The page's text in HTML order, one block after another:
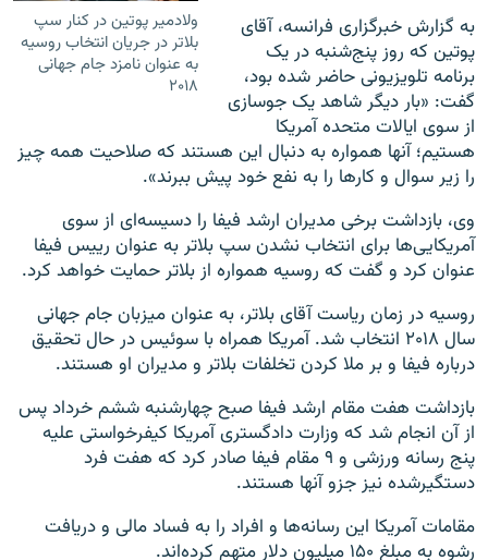
ولادمیر پوتین در کنار سپ
بلاتر در جریان انتخاب روسیه
به عنوان نامزد جام جهانی
۲۰۱۸
به گزارش خبرگزاری فرانسه،‌ آقای
پوتین که روز پنج‌شنبه در یک
برنامه تلویزیونی حاضر شده بود،
گفت:‌ «‌بار دیگر شاهد یک جوسازی
از سوی ایالات متحده آمریکا
هستیم؛ آنها همواره به دنبال این هستند که صلاحیت همه چیز
را زیر سوال و کارها را به نفع خود پیش ببرند».
وی، بازداشت برخی مدیران ارشد فیفا را دسیسه‌ای از سوی
آمریکایی‌ها برای انتخاب نشدن سپ بلاتر به عنوان رییس فیفا
عنوان کرد و گفت که روسیه همواره از بلاتر حمایت خواهد کرد.
روسیه در زمان ریاست آقای بلاتر،‌ به عنوان میزبان جام جهانی
سال ۲۰۱۸ انتخاب شد. آمریکا همراه با سوئیس در حال تحقیق
درباره فیفا و بر ملا کردن تخلفات بلاتر و مدیران او هستند.
بازداشت هفت مقام ارشد فیفا صبح چهارشنبه ششم خرداد پس
از آن انجام شد که وزارت دادگستری آمریکا کیفرخواستی علیه
پنج رسانه ورزشی و ۹ مقام فیفا صادر کرد که هفت فرد
دستگیرشده نیز جزو آنها هستند.
مقامات آمریکا این رسانه‌ها و افراد را به فساد مالی و دریافت
رشوه به مبلغ ۱۵۰ میلیون دلار متهم کرده‌اند.